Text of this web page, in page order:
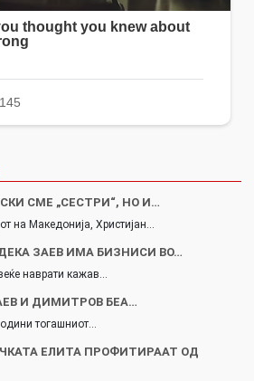
СМЕ „СЕСТРИ“, НО И…
на Македонија, Христијан…
ЗАЕВ ИМА БИЗНИСИ ВО…
наврати кажав…
И ДИМИТРОВ БЕА…
тогашниот…
ЕЛИТА ПРОФИТИРААТ ОД